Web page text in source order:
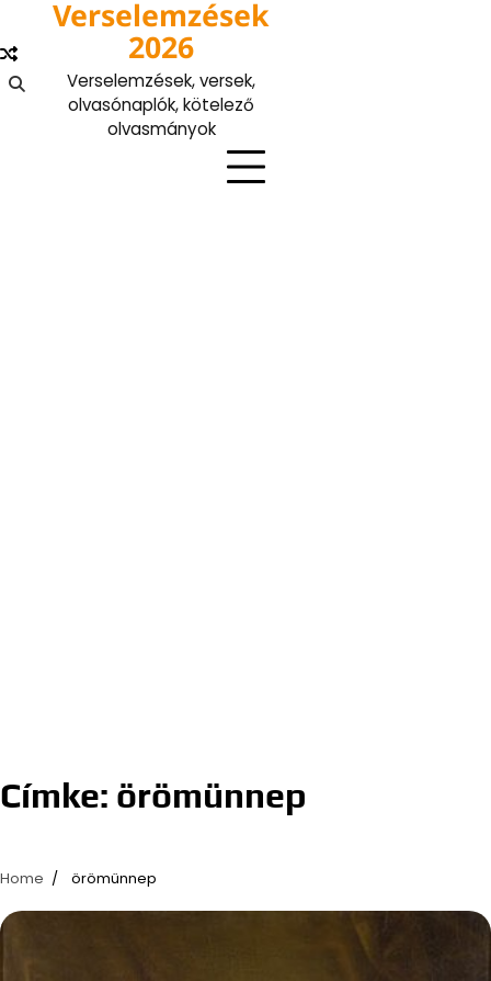
content
Verselemzések
2026
Verselemzések, versek,
olvasónaplók, kötelező
olvasmányok
Címke: örömünnep
Home örömünnep